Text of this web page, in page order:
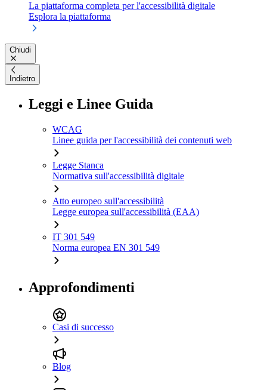
La piattaforma completa per l'accessibilità digitale
Esplora la piattaforma
Chiudi
Indietro
Leggi e Linee Guida
WCAG
Linee guida per l'accessibilità dei contenuti web
Legge Stanca
Normativa sull'accessibilità digitale
Atto europeo sull'accessibilità
Legge europea sull'accessibilità (EAA)
IT 301 549
Norma europea EN 301 549
Approfondimenti
Casi di successo
Blog